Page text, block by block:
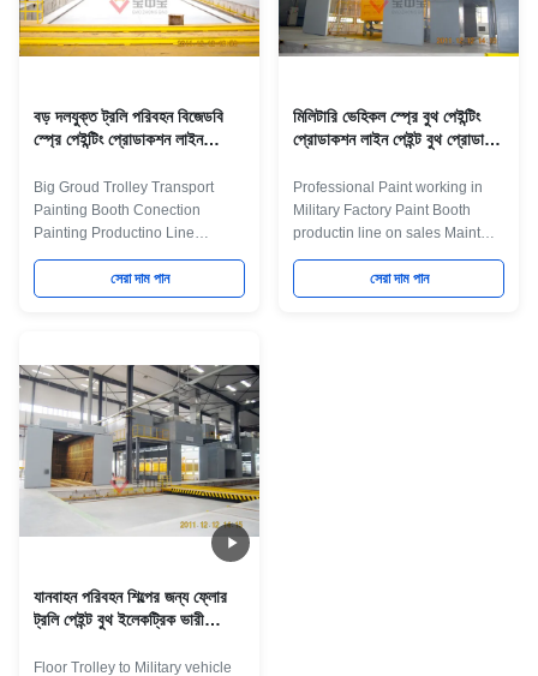
SystemsEquipment DetailsPre-
treamment1. Flood wash
repair process--and complete
coating of paint material--
বড় দলযুক্ত ট্রলি পরিবহন বিজেডবি
স্প্রে পেইন্টিং প্রোডাকশন লাইন
Big Groud Trolley Transport
Painting Booth Conection
Painting Productino Line
Customer-made Industry Spray
Booth base on customer's
you have require.we can design
to full fill your require. The
Follow project is for Gaoke
Blade Painting Line
Project.Attached follow standard
dimention for reference It is a
painting line equipment for
military factory in Chia,it have
সেরা দাম পান
মিলিটারি ভেহিকল স্প্রে বুথ পেইন্টিং
প্রোডাকশন লাইন পেইন্ট বুথ প্রোডাক্টিন
Professional Paint working in
Military Factory Paint Booth
productin line on sales Maint
treatment--cathodic
electrodeposition primer
সেরা দাম পান
যানবাহন পরিবহন শিল্পের জন্য ফ্লোর
ট্রলি পেইন্ট বুথ ইলেকট্রিক ভারী
Floor Trolley to Military vehicle